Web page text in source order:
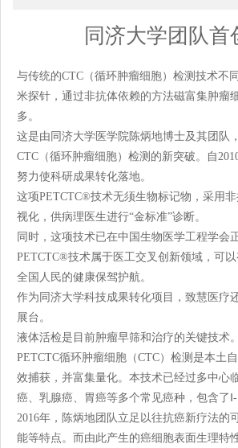
同济大学团队
与传统的CTC（循环肿瘤细胞）检测技术不
米探针，通过非抗体依赖的方法磁富集肿瘤
多。
这是由同济大学医学院陈炳地博士及其团队
CTC（循环肿瘤细胞）检测的新突破。自
努力使科研成果转化落地。
这项PETCTC®技术无须生物标记物，采用
视化，供病理医生进行“金标准”诊断。
同时，这项技术已在中国生物医学工程学
PETCTC®技术属于医工交叉创新领域，可
全国人民的健康保驾护航。
作为同济大学科技成果转化项目，致慧医疗
展台。
液体活检是目前肿瘤早筛和治疗的关键技术
PETCTC循环肿瘤细胞（CTC）检测是本土
效捕获，并富集量化。本技术已经过多中心
癌、乳腺癌、胃癌等多个常见癌种，包含了
2016年，陈炳地团队立足以往抗癌新疗法
能等特点。而由此产生的癌细胞表面生理特